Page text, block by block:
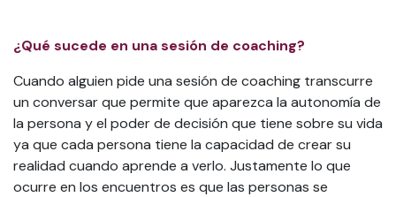
¿Qué sucede en una sesión de coaching?
Cuando alguien pide una sesión de coaching transcurre
un conversar que permite que aparezca la autonomía de
la persona y el poder de decisión que tiene sobre su vida
ya que cada persona tiene la capacidad de crear su
realidad cuando aprende a verlo. Justamente lo que
ocurre en los encuentros es que las personas se